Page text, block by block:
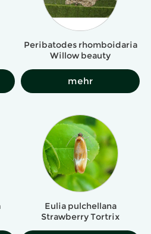
Peribatodes rhomboidaria
Willow beauty
mehr
Eulia pulchellana
Strawberry Tortrix